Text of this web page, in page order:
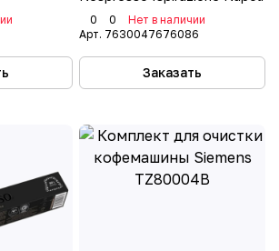
0 0
Нет в наличии
Арт. 7630047676086
Заказать